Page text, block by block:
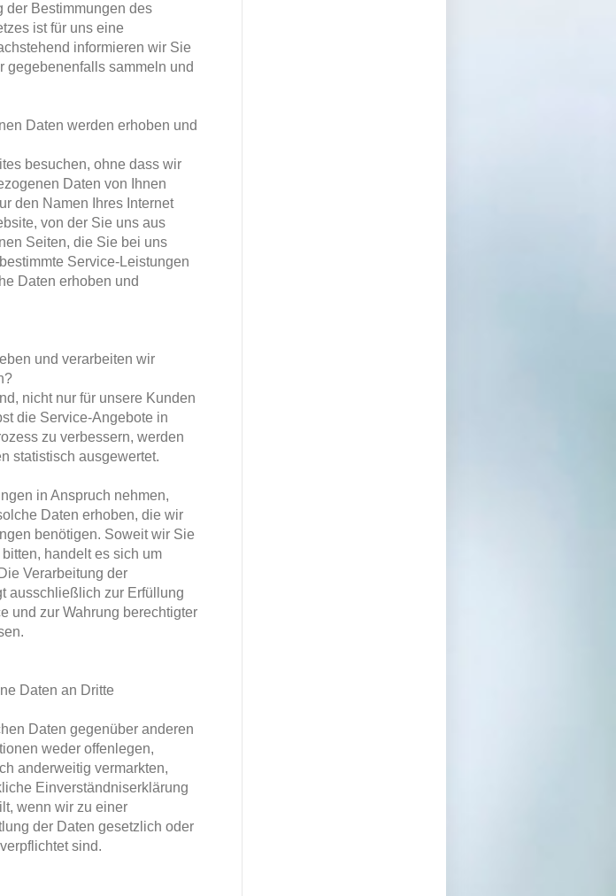
der Bestimmungen des
ist für uns eine
informieren wir Sie
gegebenenfalls sammeln und
Daten werden erhoben und
besuchen, ohne dass wir
Daten von Ihnen
den Namen Ihres Internet
von der Sie uns aus
Seiten, die Sie bei uns
Service-Leistungen
Daten erhoben und
und verarbeiten wir
nicht nur für unsere Kunden
die Service-Angebote in
zu verbessern, werden
statistisch ausgewertet.
in Anspruch nehmen,
Daten erhoben, die wir
benötigen. Soweit wir Sie
handelt es sich um
Verarbeitung der
ausschließlich zur Erfüllung
und zur Wahrung berechtigter
Daten an Dritte
Daten gegenüber anderen
weder offenlegen,
anderweitig vermarkten,
Einverständniserklärung
wenn wir zu einer
der Daten gesetzlich oder
sind.